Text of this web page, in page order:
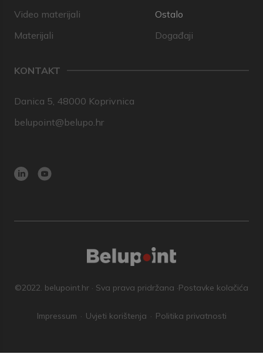
Video materijali
Materijali
Ostalo
Događaji
KONTAKT
Danica 5, 48000 Koprivnica
belupoint@belupo.hr
©2022. belupoint.hr · Sva prava pridržana ·Postavke kolačića
Impressum Uvjeti korištenja Politika privatnosti